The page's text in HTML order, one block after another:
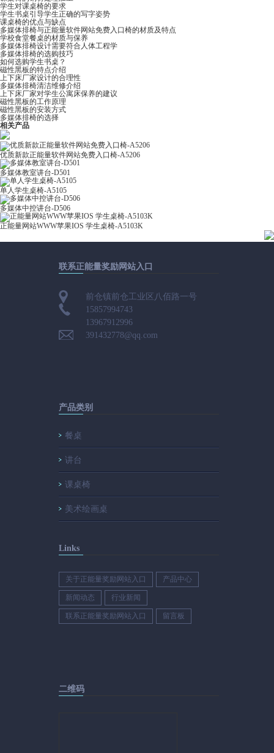
学生对课桌椅的要求
学生书桌引导学生正确的写字姿势
课桌椅的优点与缺点
多媒体排椅与正能量软件网站免费入口椅的材质及特点
学校食堂餐桌的材质与保养
多媒体排椅设计需要符合人体工程学
多媒体排椅的选购技巧
如何选购学生书桌？
磁性黑板​的特点介绍
上下床厂家设计的合理性
多媒体排椅清洁维修介绍
上下床厂家对学生公寓床保养的建议
磁性黑板的工作原理
磁性黑板的安装方式
多媒体排椅的选择
相关产品
优质新款正能量软件网站免费入口椅-A5206
多媒体教室讲台-D501
单人学生桌椅-A5105
多媒体中控讲台-D506
正能量网站WWW苹果IOS 学生桌椅-A5103K
联系正能量奖励网站入口
前仓镇前仓工业区八佰路一号
15857994743
13967912996
391432778@qq.com
产品类别
餐桌
讲台
课桌椅
美术绘画桌
Links
关于正能量奖励网站入口 产品中心
新闻动态 行业新闻
联系正能量奖励网站入口 留言板
二维码